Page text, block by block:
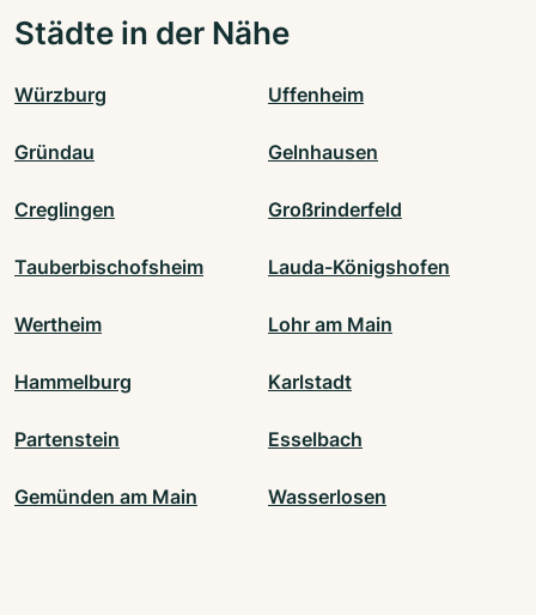
Städte in der Nähe
Würzburg Uffenheim
Gründau Gelnhausen
Creglingen Großrinderfeld
Tauberbischofsheim Lauda-Königshofen
Wertheim Lohr am Main
Hammelburg Karlstadt
Partenstein Esselbach
Gemünden am Main Wasserlosen